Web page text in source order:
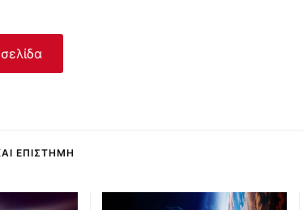
ΕΠΙΣΤΉΜΗ